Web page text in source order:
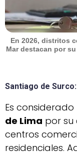
En 2026, distritos
Mar destacan por
Santiago de Surco
Es
de Lima por su
centros
residenciales.